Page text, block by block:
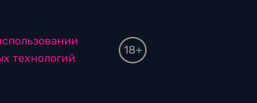
технологий
18+